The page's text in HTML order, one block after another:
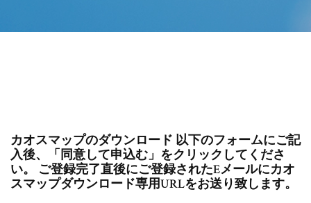
カオスマップのダウンロード 以下のフォームにご記
入後、「同意して申込む」をクリックしてくださ
い。 ご登録完了直後にご登録されたEメールにカオ
スマップダウンロード専用URLをお送り致します。